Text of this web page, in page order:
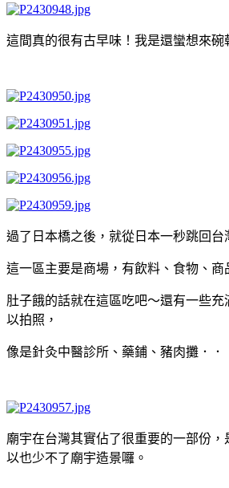
這間真的很有古早味！我是還蠻想來
過了日本橋之後，就從日本一秒跳回台
這一區主要是商場，有飲料、食物、商
肚子餓的話就在這區吃吧～還有一些
以拍照，
像是針灸中醫診所、藥鋪、豬肉攤．．
廟宇在台灣其實佔了很重要的一部份
以也少不了廟宇造景囉。